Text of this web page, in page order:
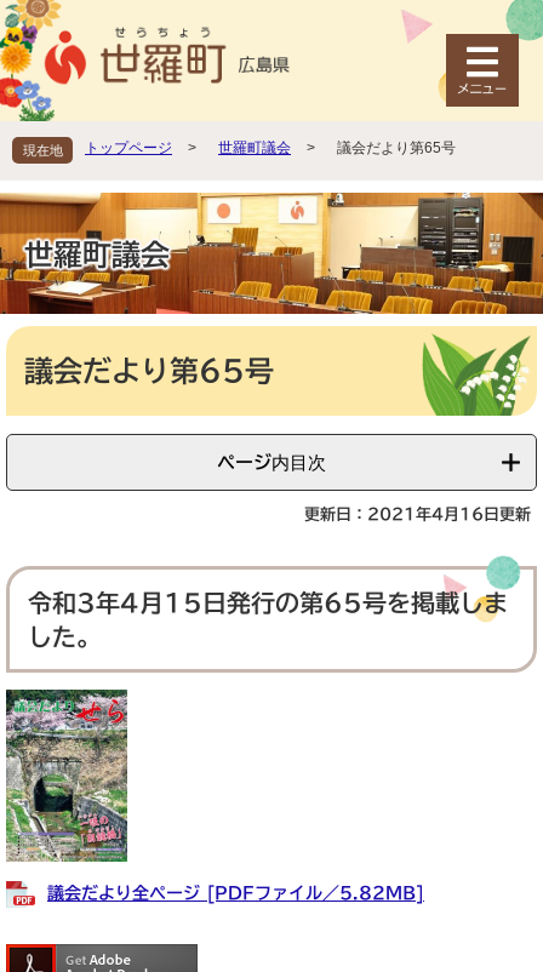
ペ
ー
ジ
の
頭
で
す
メ
ニ
ュ
ー
飛
ば
し
文
現在地 トップページ > 世羅町議会 > 議会だより第65号
世羅町議会
本
議会だより第65号
ページ内目次
更新日：2021年4月16日更新
令和3年4月15日発行の第65号を掲載しま
した。
議会だより全ページ [PDFファイル／5.82MB]